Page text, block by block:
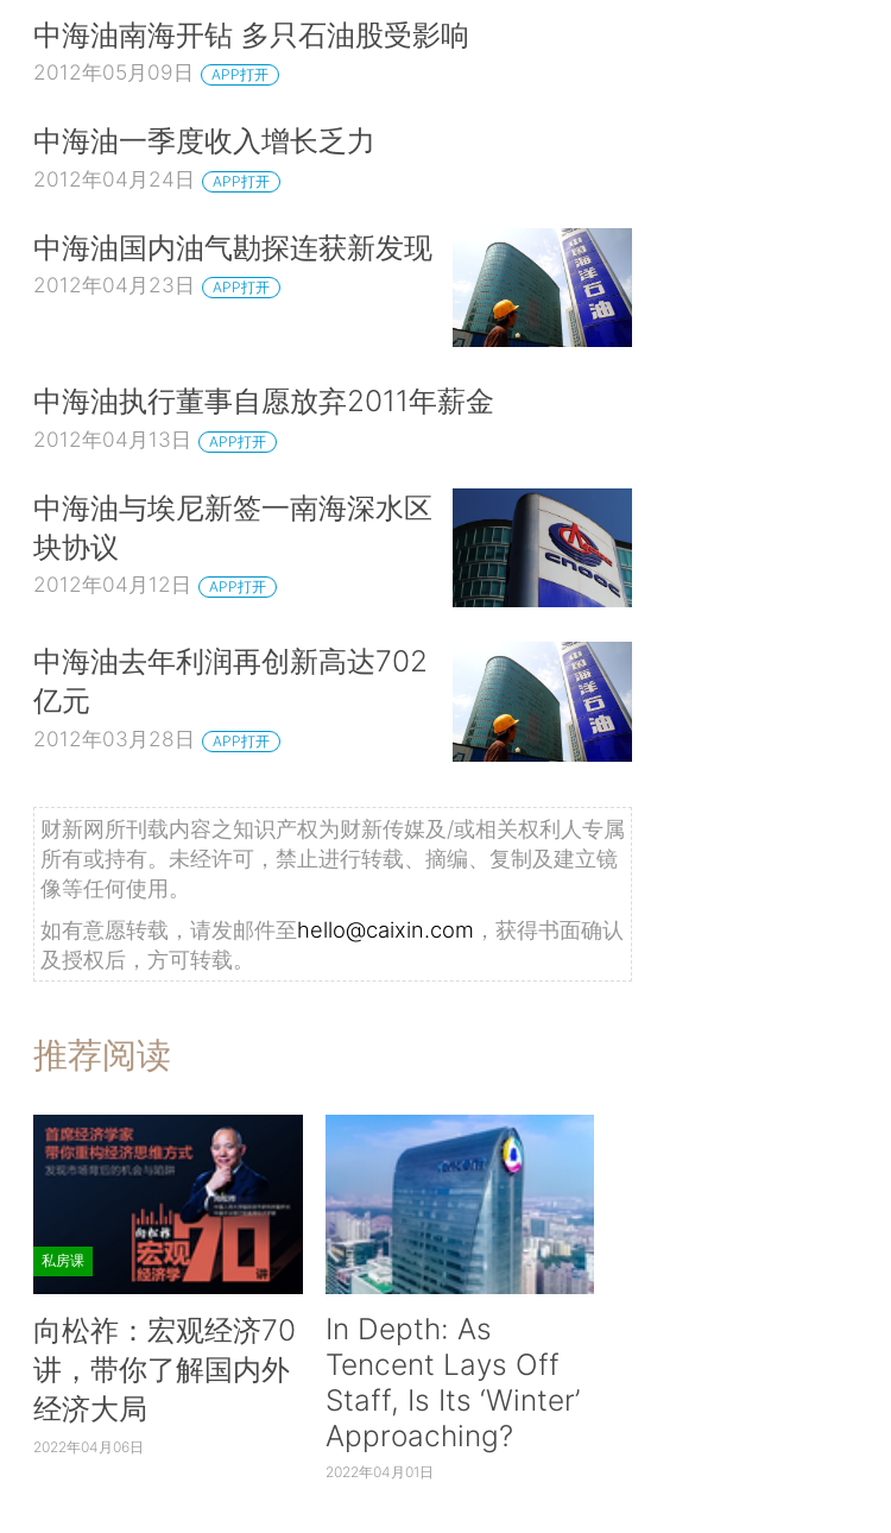
中海油南海开钻 多只石油股受影响
2012年05月09日 APP打开
中海油一季度收入增长乏力
2012年04月24日 APP打开
中海油国内油气勘探连获新发现
2012年04月23日 APP打开
中海油执行董事自愿放弃2011年薪金
2012年04月13日 APP打开
中海油与埃尼新签一南海深水区
块协议
2012年04月12日 APP打开
中海油去年利润再创新高达702
亿元
2012年03月28日 APP打开
财新网所刊载内容之知识产权为财新传媒及/或相关权利人专属
所有或持有。未经许可，禁止进行转载、摘编、复制及建立镜
像等任何使用。
如有意愿转载，请发邮件至hello@caixin.com ，获得书面确认
及授权后，方可转载。
推荐阅读
私房课
向松祚：宏观经济70
讲，带你了解国内外
经济大局
2022年04月06日
In Depth: As
Tencent Lays Off
Staff, Is Its ‘Winter’
Approaching?
2022年04月01日